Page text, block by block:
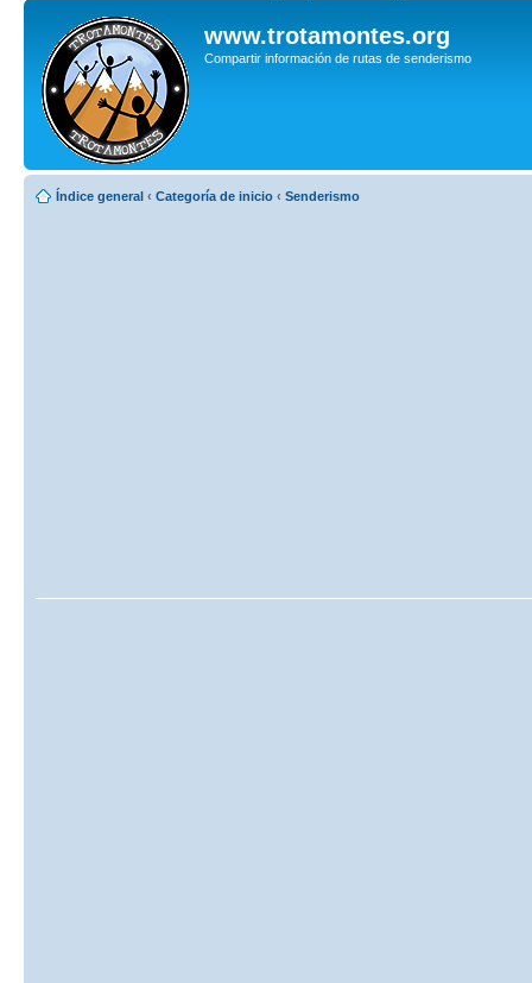
www.trotamontes.org
Compartir información de rutas de senderismo
Índice general ‹ Categoría de inicio ‹ Senderismo